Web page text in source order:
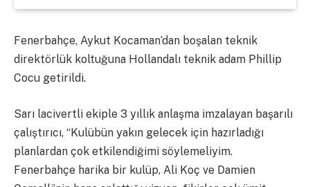
Fenerbahçe, Aykut Kocaman’dan boşalan teknik
direktörlük koltuğuna Hollandalı teknik adam Phillip
Cocu getirildi.
Sarı lacivertli ekiple 3 yıllık anlaşma imzalayan başarılı
çalıştırıcı, “Kulübün yakın gelecek için hazırladığı
planlardan çok etkilendiğimi söylemeliyim.
Fenerbahçe harika bir kulüp, Ali Koç ve Damien